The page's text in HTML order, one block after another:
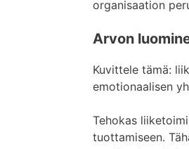
organisaation
Arvon
Kuvittele tämä:
emotionaalisen
Tehokas
tuottamiseen.